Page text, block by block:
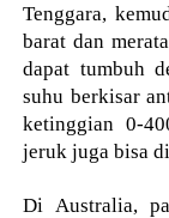
Tenggara,
barat dan
dapat tumbuh
suhu berkisar
ketinggian 0-
jeruk juga bisa
Di Australia,